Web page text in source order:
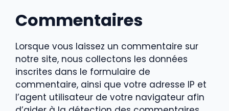
Commentaires
Lorsque vous laissez un commentaire sur
notre site, nous collectons les données
inscrites dans le formulaire de
commentaire, ainsi que votre adresse IP et
l’agent utilisateur de votre navigateur afin